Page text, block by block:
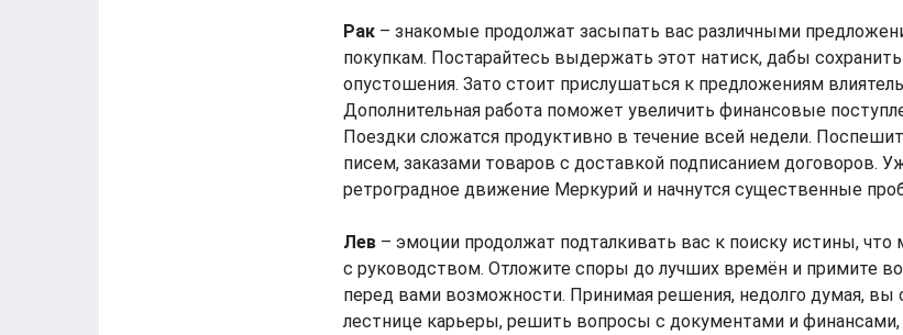
Рак – знакомые продолжат засыпать вас различными
покупкам. Постарайтесь выдержать этот натиск, дабы
опустошения. Зато стоит прислушаться к предложениям
Дополнительная работа поможет увеличить финансовые
Поездки сложатся продуктивно в течение всей недели.
писем, заказами товаров с доставкой подписанием договоров.
ретроградное движение Меркурий и начнутся существенные
Лев – эмоции продолжат подталкивать вас к поиску истины,
с руководством. Отложите споры до лучших времён и примите
перед вами возможности. Принимая решения, недолго думая, вы
лестнице карьеры, решить вопросы с документами и финансами,